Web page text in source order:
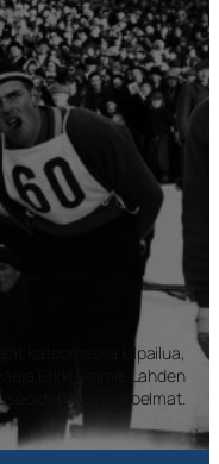
katsomassa kilpailua,
Erkki Halme. Lahden
kuvakokoelmat.